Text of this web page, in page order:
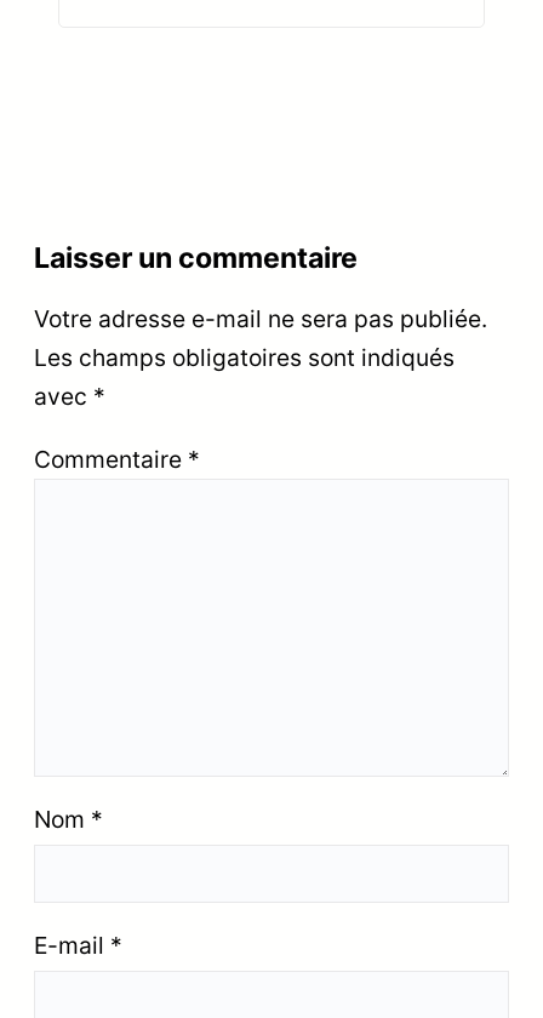
Laisser un commentaire
Votre adresse e-mail ne sera pas publiée.
Les champs obligatoires sont indiqués
avec *
Commentaire *
Nom *
E-mail *